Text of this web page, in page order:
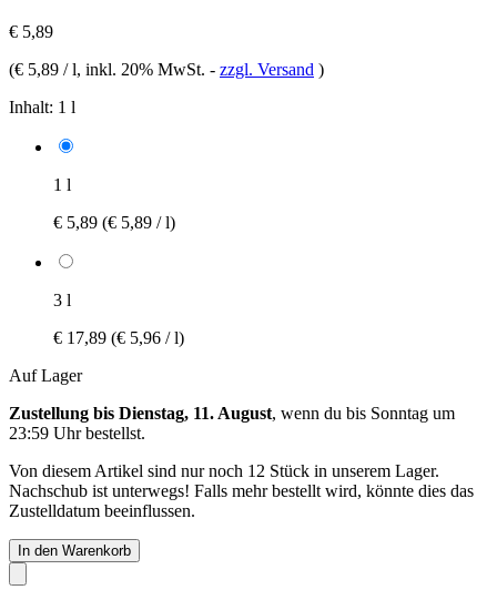
€ 5,89
(€ 5,89 / l, inkl. 20% MwSt. - zzgl. Versand )
Inhalt: 1 l
1 l
€ 5,89 (€ 5,89 / l)
3 l
€ 17,89 (€ 5,96 / l)
Auf Lager
Zustellung bis Dienstag, 11. August, wenn du bis Sonntag um
23:59 Uhrbestellst.
Von diesem Artikel sind nur noch 12 Stück in unserem Lager.
Nachschub ist unterwegs! Falls mehr bestellt wird, könnte dies das
Zustelldatum beeinflussen.
In den Warenkorb